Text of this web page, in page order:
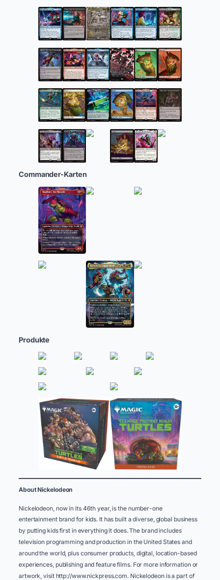
Commander-Karten
Produkte
About Nickelodeon ​
Nickelodeon, now in its 46th year, is the number-one
entertainment brand for kids. It has built a diverse, global business
by putting kids first in everything it does. The brand includes
television programming and production in the United States and
around the world, plus consumer products, digital, location-based
experiences, publishing and feature films. For more information or
artwork, visit http://www.nickpress.com. Nickelodeon is a part of